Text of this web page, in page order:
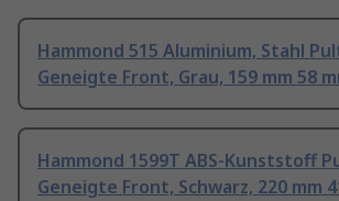
Hammond 515 Aluminium, Stahl
Geneigte Front, Grau, 159 mm 58
Hammond 1599T ABS-Kunststoff
Geneigte Front, Schwarz, 220 mm